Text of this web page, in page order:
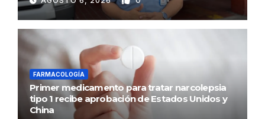
FARMACOLOGÍA
Primer medicamento para tratar narcolepsia
tipo 1 recibe aprobación de Estados Unidos y
China